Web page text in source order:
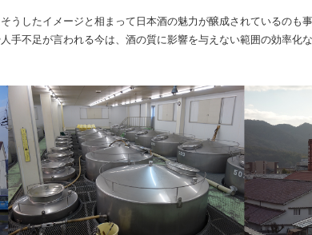
うしたイメージと相まって日本酒の魅力が醸成されているのも
手不足が言われる今は、酒の質に影響を与えない範囲の効率化